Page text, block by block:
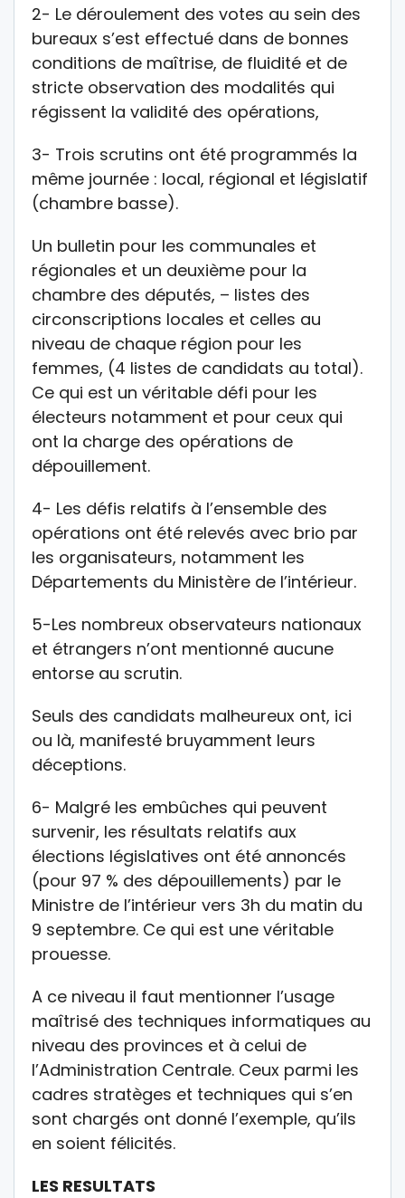
2- Le déroulement des votes au sein des
bureaux s’est effectué dans de bonnes
conditions de maîtrise, de fluidité et de
stricte observation des modalités qui
régissent la validité des opérations,
3- Trois scrutins ont été programmés la
même journée : local, régional et législatif
(chambre basse).
Un bulletin pour les communales et
régionales et un deuxième pour la
chambre des députés, – listes des
circonscriptions locales et celles au
niveau de chaque région pour les
femmes, (4 listes de candidats au total).
Ce qui est un véritable défi pour les
électeurs notamment et pour ceux qui
ont la charge des opérations de
dépouillement.
4- Les défis relatifs à l’ensemble des
opérations ont été relevés avec brio par
les organisateurs, notamment les
Départements du Ministère de l’intérieur.
5-Les nombreux observateurs nationaux
et étrangers n’ont mentionné aucune
entorse au scrutin.
Seuls des candidats malheureux ont, ici
ou là, manifesté bruyamment leurs
déceptions.
6- Malgré les embûches qui peuvent
survenir, les résultats relatifs aux
élections législatives ont été annoncés
(pour 97 % des dépouillements) par le
Ministre de l’intérieur vers 3h du matin du
9 septembre. Ce qui est une véritable
prouesse.
A ce niveau il faut mentionner l’usage
maîtrisé des techniques informatiques au
niveau des provinces et à celui de
l’Administration Centrale. Ceux parmi les
cadres stratèges et techniques qui s’en
sont chargés ont donné l’exemple, qu’ils
en soient félicités.
LES RESULTATS